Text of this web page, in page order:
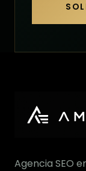
Agencia SEO